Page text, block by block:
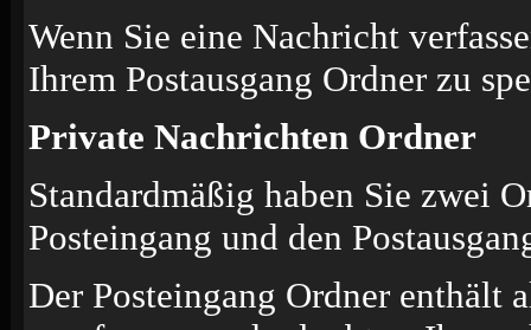
Wenn Sie eine Nachricht
Ihrem Postausgang Ordner zu
Private Nachrichten Ordner
Standardmäßig haben Sie zwei
Posteingang und den
Der Posteingang Ordner enthält